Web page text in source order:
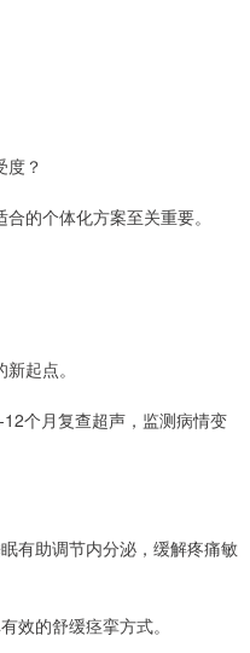
度？
的个体化方案至关重要。
起点。
个月复查超声，监测病情变
有助调节内分泌，缓解疼痛敏
效的舒缓痉挛方式。